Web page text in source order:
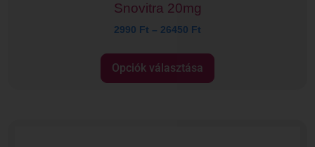
Snovitra 20mg
2990 Ft – 26450 Ft
Opciók választása